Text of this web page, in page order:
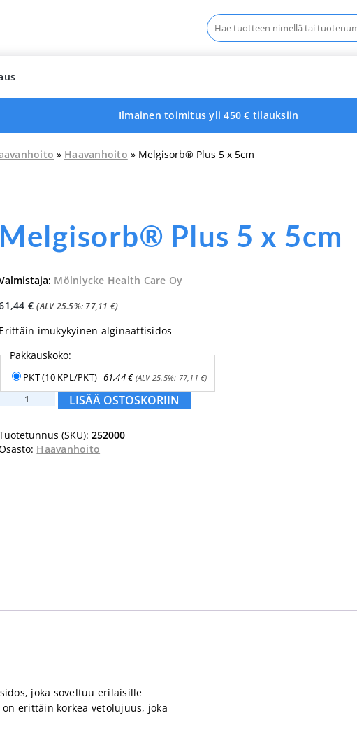
Haku:
Ilmainen toimitus yli 450 € tilauksiin
» Haavanhoito » Melgisorb® Plus 5 x 5cm
Melgisorb® Plus 5 x 5cm
Mölnlycke Health Care Oy
€ (ALV 25.5%: 77,11 €)
Erittäin imukykyinen alginaattisidos
Pakkauskoko:
PKT (10 KPL/PKT) 61,44€(ALV 25.5%: 77,11€)
Melgisorb®
x
LISÄÄ OSTOSKORIIN
(SKU):252000
Haavanhoito
joka soveltuu erilaisille
erittäin korkea vetolujuus, joka